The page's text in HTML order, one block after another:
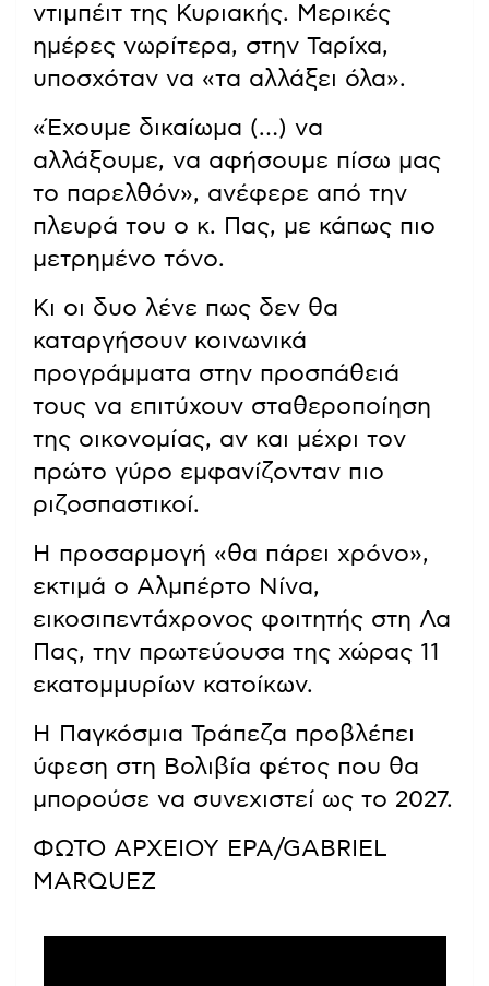
ντιμπέιτ της Κυριακής. Μερικές
ημέρες νωρίτερα, στην Ταρίχα,
υποσχόταν να «τα αλλάξει όλα».
«Έχουμε δικαίωμα (…) να
αλλάξουμε, να αφήσουμε πίσω μας
το παρελθόν», ανέφερε από την
πλευρά του ο κ. Πας, με κάπως πιο
μετρημένο τόνο.
Κι οι δυο λένε πως δεν θα
καταργήσουν κοινωνικά
προγράμματα στην προσπάθειά
τους να επιτύχουν σταθεροποίηση
της οικονομίας, αν και μέχρι τον
πρώτο γύρο εμφανίζονταν πιο
ριζοσπαστικοί.
Η προσαρμογή «θα πάρει χρόνο»,
εκτιμά ο Αλμπέρτο Νίνα,
εικοσιπεντάχρονος φοιτητής στη Λα
Πας, την πρωτεύουσα της χώρας 11
εκατομμυρίων κατοίκων.
Η Παγκόσμια Τράπεζα προβλέπει
ύφεση στη Βολιβία φέτος που θα
μπορούσε να συνεχιστεί ως το 2027.
ΦΩΤΟ ΑΡΧΕΙΟΥ EPA/GABRIEL
MARQUEZ